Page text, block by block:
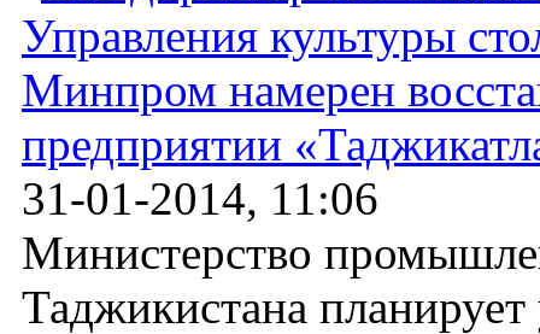
Минпром намерен
предприятии
31-01-2014, 11:06
Министерство
Таджикистана